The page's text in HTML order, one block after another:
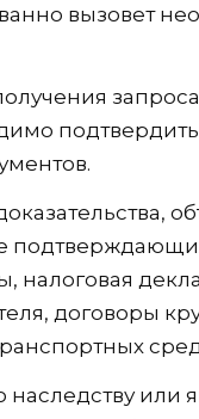
вызовет
налоговая
договоры
или